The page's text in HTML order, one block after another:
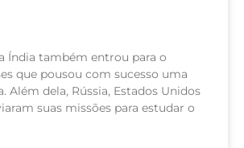
Índia também entrou para o
que pousou com sucesso uma
Além dela, Rússia, Estados Unidos
suas missões para estudar o